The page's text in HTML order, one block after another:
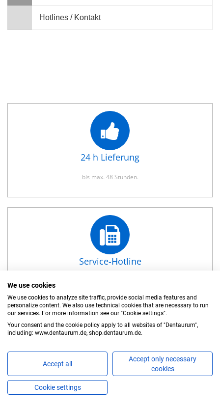
Hotlines / Kontakt
24 h Lieferung
bis max. 48 Stunden.
Service-Hotline
We use cookies
We use cookies to analyze site traffic, provide social media features and
personalize content. We also use technical cookies that are necessary to run
our services. For more information see our "Cookie settings".
Your consent and the cookie policy apply to all websites of "Dentaurum",
including: www.dentaurum.de, shop.dentaurum.de.
Accept all
Accept only necessary
cookies
Cookie settings